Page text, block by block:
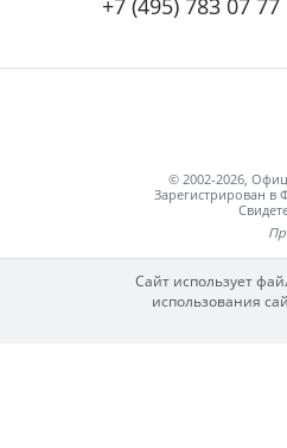
+7 (495) 783 07 77
© 2002-2026,
Зарегистрирован в
Сайт использует
использования